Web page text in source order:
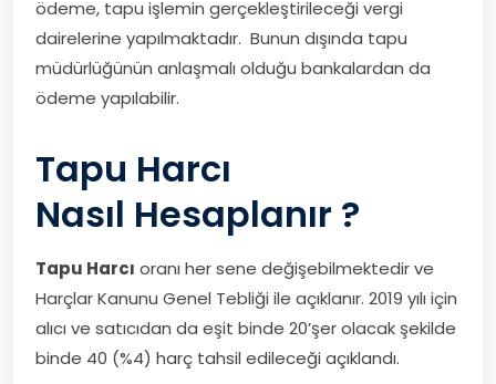
ödeme, tapu işlemin gerçekleştirileceği vergi
dairelerine yapılmaktadır. Bunun dışında tapu
müdürlüğünün anlaşmalı olduğu bankalardan da
ödeme yapılabilir.
Tapu Harcı
Nasıl Hesaplanır ?
Tapu Harcı oranı her sene değişebilmektedir ve
Harçlar Kanunu Genel Tebliği ile açıklanır. 2019 yılı için
alıcı ve satıcıdan da eşit binde 20’şer olacak şekilde
binde 40 (%4) harç tahsil edileceği açıklandı.